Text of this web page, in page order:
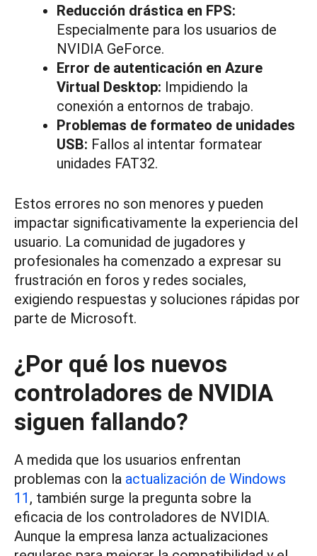
Reducción drástica en FPS:
Especialmente para los usuarios de
NVIDIA GeForce.
Error de autenticación en Azure
Virtual Desktop: Impidiendo la
conexión a entornos de trabajo.
Problemas de formateo de unidades
USB: Fallos al intentar formatear
unidades FAT32.
Estos errores no son menores y pueden
impactar significativamente la experiencia del
usuario. La comunidad de jugadores y
profesionales ha comenzado a expresar su
frustración en foros y redes sociales,
exigiendo respuestas y soluciones rápidas por
parte de Microsoft.
¿Por qué los nuevos
controladores de NVIDIA
siguen fallando?
A medida que los usuarios enfrentan
problemas con la actualización de Windows
11 , también surge la pregunta sobre la
eficacia de los controladores de NVIDIA.
Aunque la empresa lanza actualizaciones